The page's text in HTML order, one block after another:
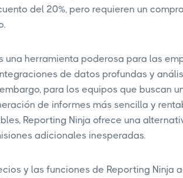
del 20%, pero requieren un
una herramienta poderosa para las
de datos profundas y
para los equipos que buscan
de informes más sencilla y
Reporting Ninja ofrece una
adicionales inesperadas.
y las funciones de Reporting Ninja